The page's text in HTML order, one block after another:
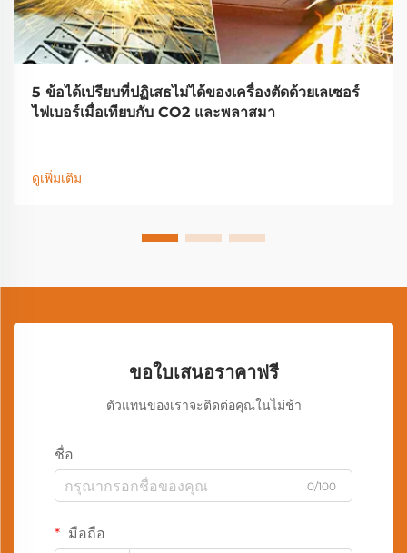
5 ข้อได้เปรียบที่ปฏิเสธไม่ได้ของเครื่องตัดด้วยเลเซอร์
ไฟเบอร์เมื่อเทียบกับ CO2 และพลาสมา
ดูเพิ่มเติม
ขอใบเสนอราคาฟรี
ตัวแทนของเราจะติดต่อคุณในไม่ช้า
ชื่อ
0/100
มือถือ